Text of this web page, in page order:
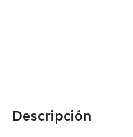
Descripción